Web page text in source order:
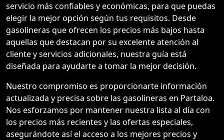
servicio más confiables y económicas, para que puedas
elegir la mejor opción según tus requisitos. Desde
gasolineras que ofrecen los precios más bajos hasta
aquellas que destacan por su excelente atención al
cliente y servicios adicionales, nuestra guía está
diseñada para ayudarte a tomar la mejor decisión.
Nuestro compromiso es proporcionarte información
actualizada y precisa sobre las gasolineras en Partaloa.
Nos esforzamos por mantener nuestra lista al día con
los precios más recientes y las ofertas especiales,
asegurándote así el acceso a los mejores precios y